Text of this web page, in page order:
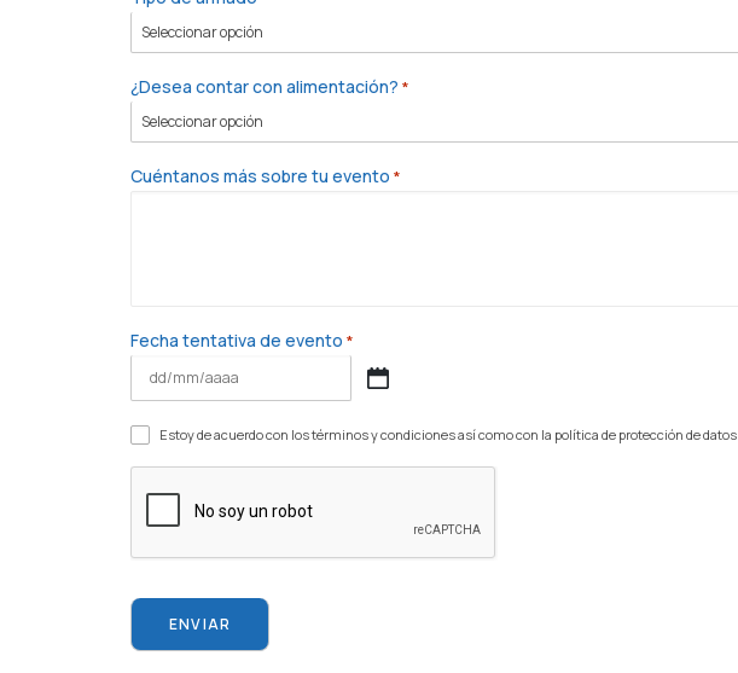
¿Desea contar con alimentación? *
Cuéntanos más sobre tu evento *
Fecha tentativa de evento *
DD
MM
Consentimiento
Estoy de acuerdo con los términos y condiciones así como con la política de protección de datos